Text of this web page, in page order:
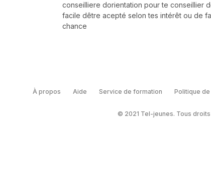
conseilliere dorientation pour te conseillier
facile dêtre acepté selon tes intérêt ou de
chance
À propos Aide Service de formation Politique
© 2021 Tel-jeunes. Tous